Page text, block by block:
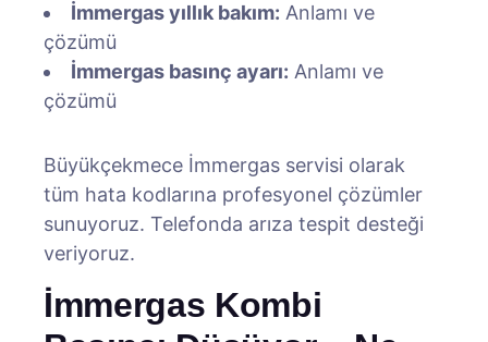
İmmergas yıllık bakım: Anlamı ve
çözümü
İmmergas basınç ayarı: Anlamı ve
çözümü
Büyükçekmece İmmergas servisi olarak
tüm hata kodlarına profesyonel çözümler
sunuyoruz. Telefonda arıza tespit desteği
veriyoruz.
İmmergas Kombi